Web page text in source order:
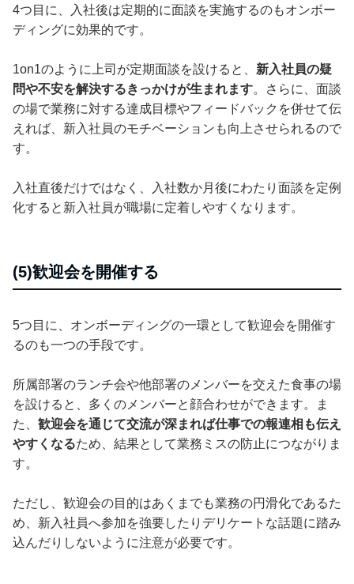
4つ目に、入社後は定期的に面談を実施するのもオンボー
ディングに効果的です。
1on1のように上司が定期面談を設けると、 新入社員の疑
問や不安を解決するきっかけが生まれます。さらに、面談
の場で業務に対する達成目標やフィードバックを併せて伝
えれば、新入社員のモチベーションも向上させられるので
す。
入社直後だけではなく、入社数か月後にわたり面談を定例
化すると新入社員が職場に定着しやすくなります。
(5)歓迎会を開催する
5つ目に、オンボーディングの一環として歓迎会を開催す
るのも一つの手段です。
所属部署のランチ会や他部署のメンバーを交えた食事の場
を設けると、多くのメンバーと顔合わせができます。ま
た、 歓迎会を通じて交流が深まれば仕事での報連相も伝え
やすくなるため、結果として業務ミスの防止につながりま
す。
ただし、歓迎会の目的はあくまでも業務の円滑化であるた
め、新入社員へ参加を強要したりデリケートな話題に踏み
込んだりしないように注意が必要です。